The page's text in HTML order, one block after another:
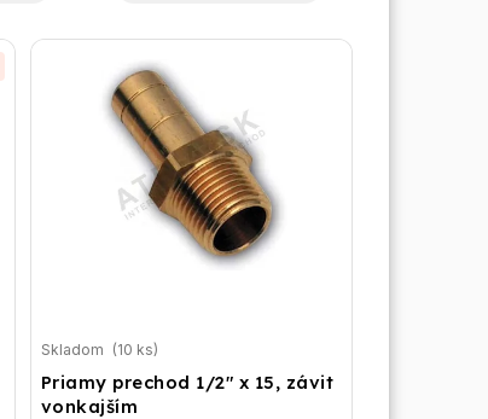
Priamy prechod 1/2" x 15, závit
vonkajším
Skladom (10 ks)